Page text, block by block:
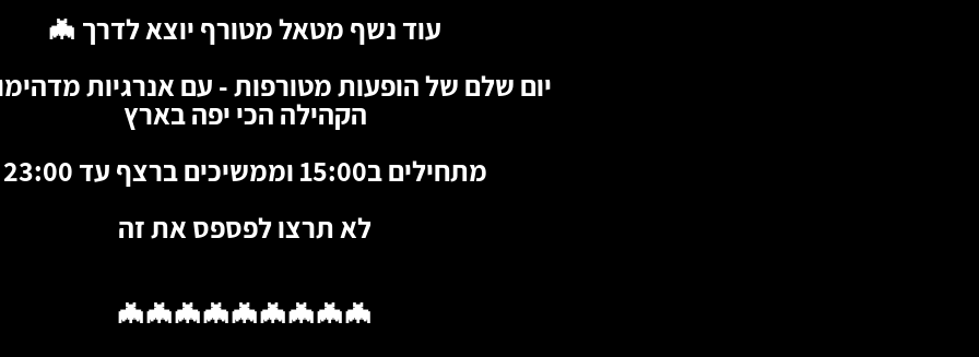
עוד נשף מטאל מטורף יוצא לדרך 🦇
יום שלם של הופעות מטורפות - עם אנרגיות
הקהילה הכי יפה בארץ
מתחילים ב15:00 וממשיכים ברצף עד 23:00
לא תרצו לפספס את זה
🦇🦇🦇🦇🦇🦇🦇🦇🦇